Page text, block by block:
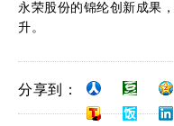
永荣股份的锦纶创新成果
升。
分享到：